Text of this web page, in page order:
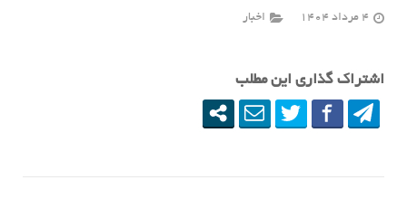
4 مرداد 1404 اخبار
اشتراک گذاری این مطلب